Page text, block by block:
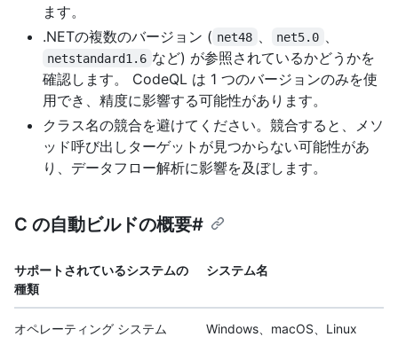
ます。
.NETの複数のバージョン ( net48 net5.0
netstandard1.6 など) が参照されているかどうかを
確認します。 CodeQL は 1 つのバージョンのみを使
用でき、精度に影響する可能性があります。
クラス名の競合を避けてください。競合すると、メソ
ッド呼び出しターゲットが見つからない可能性があ
り、データフロー解析に影響を及ぼします。
C の自動ビルドの概要#
サポートされているシステムの
種類
システム名
オペレーティング システム Windows、macOS、Linux